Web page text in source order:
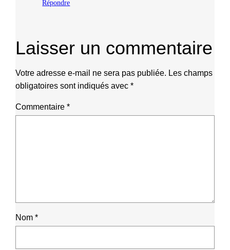
Répondre
Laisser un commentaire
Votre adresse e-mail ne sera pas publiée. Les champs
obligatoires sont indiqués avec*
Commentaire*
Nom*